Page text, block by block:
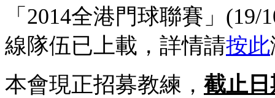
「2014全港門球聯賽」
線隊伍已上載，詳情請按此
本會現正招募教練， 截止日